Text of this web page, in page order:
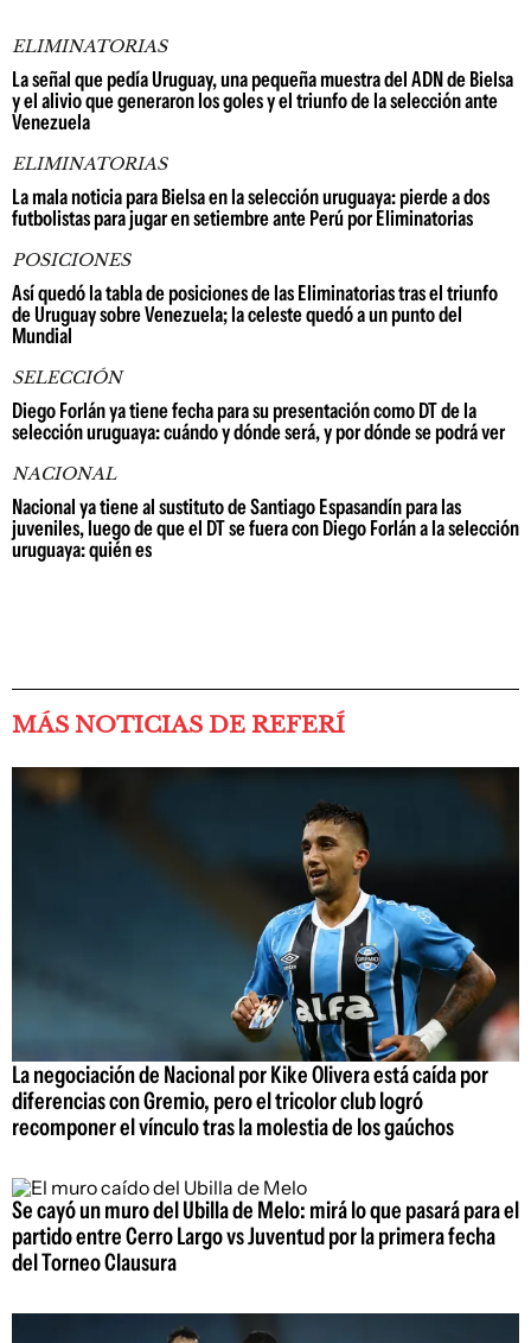
ELIMINATORIAS
La señal que pedía Uruguay, una pequeña muestra del ADN de Bielsa
y el alivio que generaron los goles y el triunfo de la selección ante
Venezuela
ELIMINATORIAS
La mala noticia para Bielsa en la selección uruguaya: pierde a dos
futbolistas para jugar en setiembre ante Perú por Eliminatorias
POSICIONES
Así quedó la tabla de posiciones de las Eliminatorias tras el triunfo
de Uruguay sobre Venezuela; la celeste quedó a un punto del
Mundial
SELECCIÓN
Diego Forlán ya tiene fecha para su presentación como DT de la
selección uruguaya: cuándo y dónde será, y por dónde se podrá ver
NACIONAL
Nacional ya tiene al sustituto de Santiago Espasandín para las
juveniles, luego de que el DT se fuera con Diego Forlán a la selección
uruguaya: quién es
MÁS NOTICIAS DE REFERÍ
La negociación de Nacional por Kike Olivera está caída por
diferencias con Gremio, pero el tricolor club logró
recomponer el vínculo tras la molestia de los gaúchos
Se cayó un muro del Ubilla de Melo: mirá lo que pasará para el
partido entre Cerro Largo vs Juventud por la primera fecha
del Torneo Clausura